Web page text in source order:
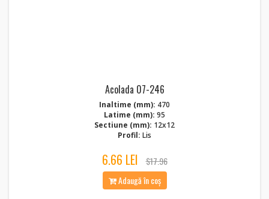
Acolada 07-246
Inaltime (mm): 470
Latime (mm): 95
Sectiune (mm): 12x12
Profil: Lis
6.66 LEI
$17.96
Adaugă în coș